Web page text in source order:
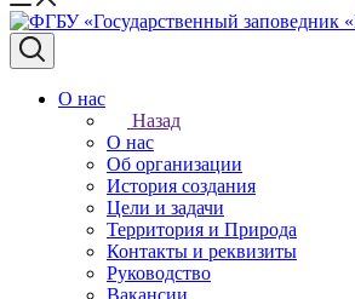
О нас
Назад
О нас
Об организации
История создания
Цели и задачи
Территория и Природа
Контакты и реквизиты
Руководство
Вакансии